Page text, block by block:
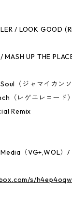
/ LOOK GOOD
MASH UP THE
（ジャマイカン
（レゲエレコード）
Remix
（VG+,WOL）/
s/